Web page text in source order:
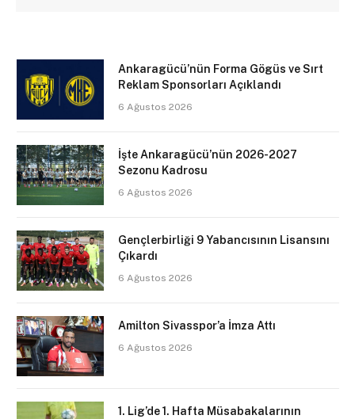
Ankaragücü’nün Forma Gögüs ve Sırt
Reklam Sponsorları Açıklandı
6 Ağustos 2026
İşte Ankaragücü’nün 2026-2027
Sezonu Kadrosu
6 Ağustos 2026
Gençlerbirliği 9 Yabancısının Lisansını
Çıkardı
6 Ağustos 2026
Amilton Sivasspor’a İmza Attı
6 Ağustos 2026
1. Lig’de 1. Hafta Müsabakalarının